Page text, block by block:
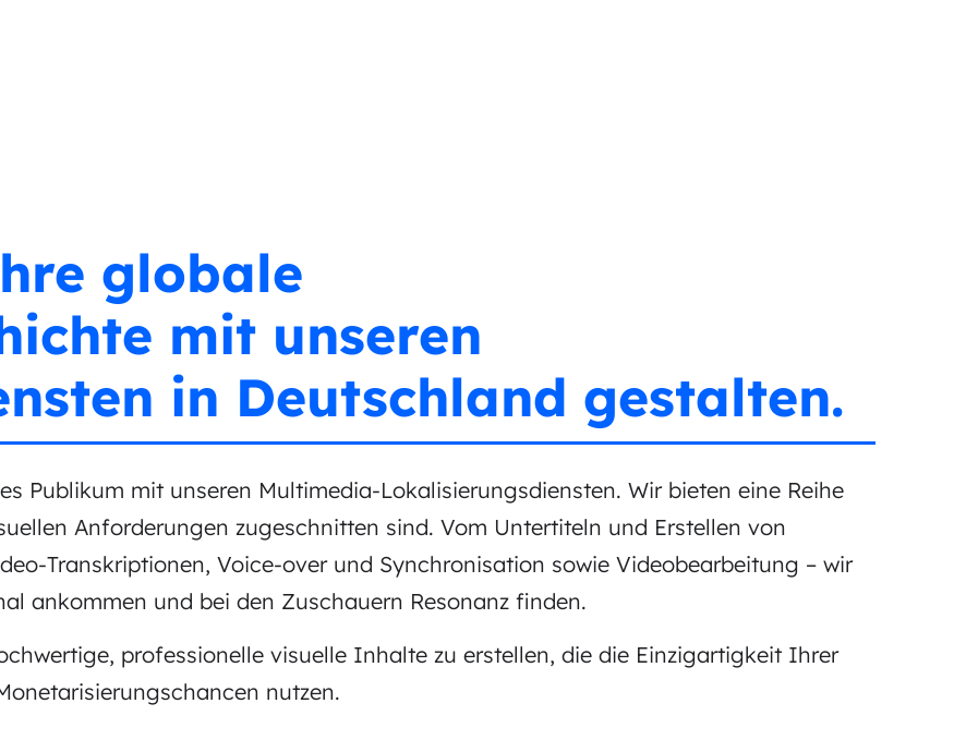
globale
mit unseren
in Deutschland gestalten.
Publikum mit unseren Multimedia-Lokalisierungsdiensten. Wir bieten eine Reihe
Anforderungen zugeschnitten sind. Vom Untertiteln und Erstellen von
Transkriptionen, Voice-over und Synchronisation sowie Videobearbeitung – wir
ankommen und bei den Zuschauern Resonanz finden.
professionelle visuelle Inhalte zu erstellen, die die Einzigartigkeit Ihrer
nutzen.